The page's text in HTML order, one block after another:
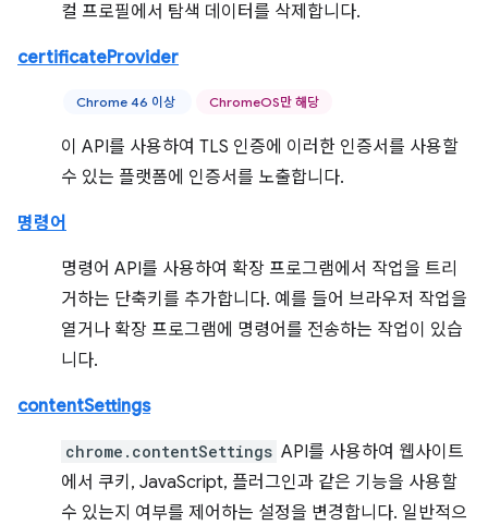
컬 프로필에서 탐색 데이터를 삭제합니다.
certificateProvider
Chrome 46 이상 ChromeOS만 해당
이 API를 사용하여 TLS 인증에 이러한 인증서를 사용할
수 있는 플랫폼에 인증서를 노출합니다.
명령어
명령어 API를 사용하여 확장 프로그램에서 작업을 트리
거하는 단축키를 추가합니다. 예를 들어 브라우저 작업을
열거나 확장 프로그램에 명령어를 전송하는 작업이 있습
니다.
contentSettings
chrome.contentSettings API를 사용하여 웹사이트
에서 쿠키, JavaScript, 플러그인과 같은 기능을 사용할
수 있는지 여부를 제어하는 설정을 변경합니다. 일반적으